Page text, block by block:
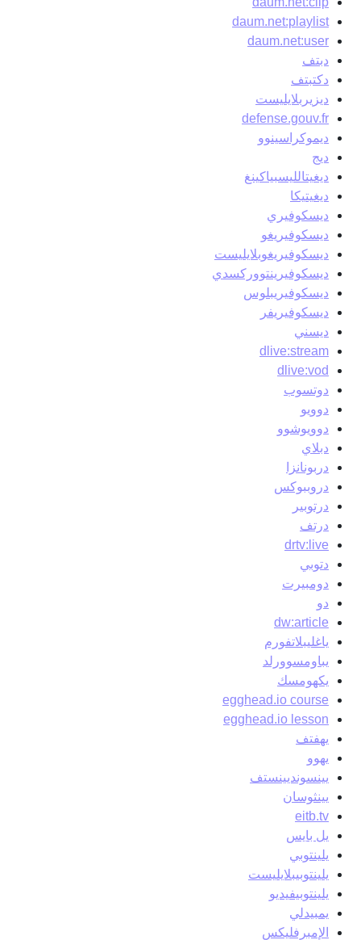
daum.net:playlist
daum.net:user
دبتف
دكتبتف
ديزيربلايليست
defense.gouv.fr
ديموكراسينوو
ديج
ديغيتالليسبياكينغ
ديغيتيكا
ديسكوفيري
ديسكوفيريغو
ديسكوفيريغوبلايليست
ديسكوفيرينتووركسدي
ديسكوفيريبلوس
ديسكوفيريفر
ديسني
dlive:stream
dlive:vod
دوتسوب
دوويو
دوويوشوو
دبلاي
دربونانزا
دروببوكس
درتوبير
درتف
drtv:live
دتوبي
دومبيرت
دو
dw:article
ياغليبلاتفورم
يباومسوورلد
يكهومسك
egghead.io course
egghead.io lesson
يهفتف
يهوو
يينسونديينستف
يينثوسان
eitb.tv
يل بايس
يلينتوبي
يلينتوبيبلايليست
يلينتوبيفيديو
يمبيدلي
الإمبرفليكس